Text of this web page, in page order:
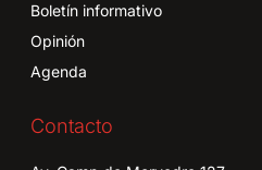
Boletín informativo
Opinión
Agenda
Contacto